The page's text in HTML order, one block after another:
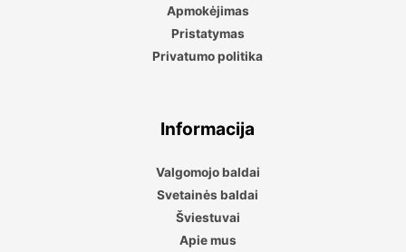
Apmokėjimas
Pristatymas
Privatumo politika
Informacija
Valgomojo baldai
Svetainės baldai
Šviestuvai
Apie mus